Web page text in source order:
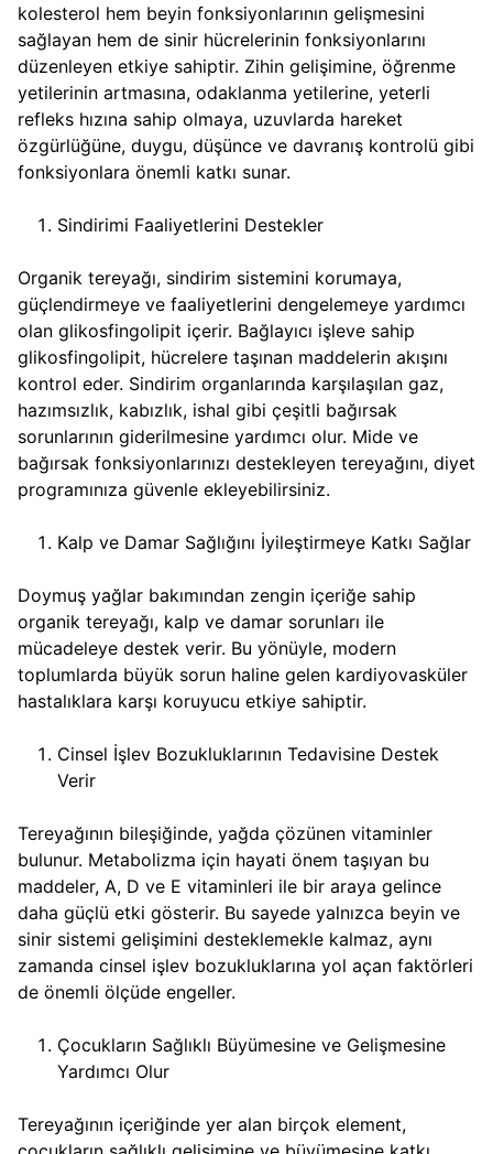
kolesterol hem beyin fonksiyonlarının gelişmesini
sağlayan hem de sinir hücrelerinin fonksiyonlarını
düzenleyen etkiye sahiptir. Zihin gelişimine, öğrenme
yetilerinin artmasına, odaklanma yetilerine, yeterli
refleks hızına sahip olmaya, uzuvlarda hareket
özgürlüğüne, duygu, düşünce ve davranış kontrolü gibi
fonksiyonlara önemli katkı sunar.
Sindirimi Faaliyetlerini Destekler
Organik tereyağı, sindirim sistemini korumaya,
güçlendirmeye ve faaliyetlerini dengelemeye yardımcı
olan glikosfingolipit içerir. Bağlayıcı işleve sahip
glikosfingolipit, hücrelere taşınan maddelerin akışını
kontrol eder. Sindirim organlarında karşılaşılan gaz,
hazımsızlık, kabızlık, ishal gibi çeşitli bağırsak
sorunlarının giderilmesine yardımcı olur. Mide ve
bağırsak fonksiyonlarınızı destekleyen tereyağını, diyet
programınıza güvenle ekleyebilirsiniz.
Kalp ve Damar Sağlığını İyileştirmeye Katkı Sağlar
Doymuş yağlar bakımından zengin içeriğe sahip
organik tereyağı, kalp ve damar sorunları ile
mücadeleye destek verir. Bu yönüyle, modern
toplumlarda büyük sorun haline gelen kardiyovasküler
hastalıklara karşı koruyucu etkiye sahiptir.
Cinsel İşlev Bozukluklarının Tedavisine Destek
Verir
Tereyağının bileşiğinde, yağda çözünen vitaminler
bulunur. Metabolizma için hayati önem taşıyan bu
maddeler, A, D ve E vitaminleri ile bir araya gelince
daha güçlü etki gösterir. Bu sayede yalnızca beyin ve
sinir sistemi gelişimini desteklemekle kalmaz, aynı
zamanda cinsel işlev bozukluklarına yol açan faktörleri
de önemli ölçüde engeller.
Çocukların Sağlıklı Büyümesine ve Gelişmesine
Yardımcı Olur
Tereyağının içeriğinde yer alan birçok element,